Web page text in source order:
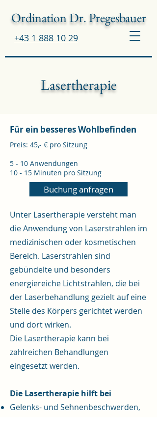
Ordination Dr. Pregesbauer
+43 1 888 10 29
Lasertherapie
Für ein besseres Wohlbefinden
Preis: 45,- € pro Sitzung
5 - 10 Anwendungen
10 - 15 Minuten pro Sitzung
Buchung anfragen
Unter Lasertherapie versteht man
die Anwendung von Laserstrahlen im
medizinischen oder kosmetischen
Bereich. Laserstrahlen sind
gebündelte und besonders
energiereiche Lichtstrahlen, die bei
der Laserbehandlung gezielt auf eine
Stelle des Körpers gerichtet werden
und dort wirken.
Die Lasertherapie kann bei
zahlreichen Behandlungen
eingesetzt werden.
Die Lasertherapie hilft bei
Gelenks- und Sehnenbeschwerden,